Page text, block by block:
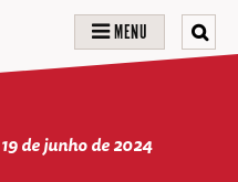
MENU
19 de junho de 2024